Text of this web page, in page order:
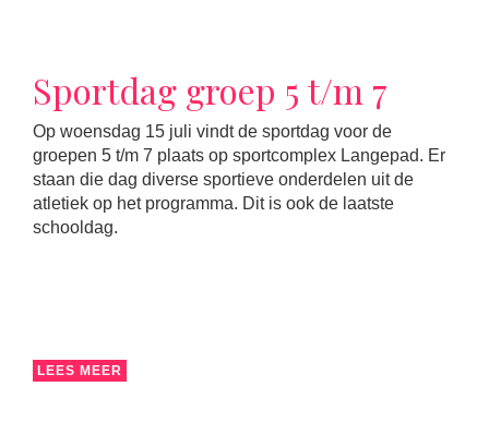
Sportdag groep 5 t/m 7
Op woensdag 15 juli vindt de sportdag voor de
groepen 5 t/m 7 plaats op sportcomplex Langepad. Er
staan die dag diverse sportieve onderdelen uit de
atletiek op het programma. Dit is ook de laatste
schooldag.
LEES MEER